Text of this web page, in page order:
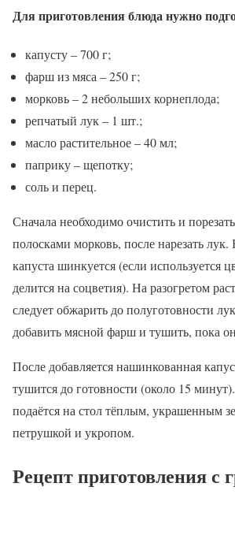
Для приготовления блюда нужно
капусту – 700 г;
фарш из мяса – 250 г;
морковь – 2 небольших корнеплода;
репчатый лук – 1 шт.;
масло растительное – 40 мл;
паприку – щепотку;
соль и перец.
Сначала необходимо очистить и
полосками морковь, после нарезать лук.
капуста шинкуется (если используется
делится на соцветия). На разогретом
следует обжарить до полуготовности
добавить мясной фарш и тушить, пока
После добавляется нашинкованная
тушится до готовности (около 15
подаётся на стол тёплым, украшенным
петрушкой и укропом.
Рецепт приготовления с